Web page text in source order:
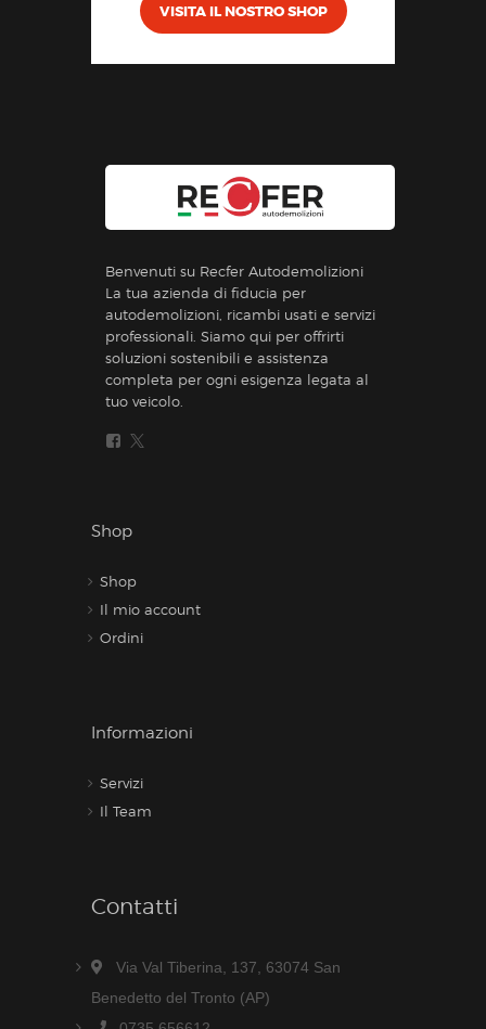
VISITA IL NOSTRO SHOP
Benvenuti su Recfer Autodemolizioni
La tua azienda di fiducia per
autodemolizioni, ricambi usati e servizi
professionali. Siamo qui per offrirti
soluzioni sostenibili e assistenza
completa per ogni esigenza legata al
tuo veicolo.
Shop
Shop
Il mio account
Ordini
Informazioni
Servizi
Il Team
Contatti
Via Val Tiberina, 137, 63074 San
Benedetto del Tronto (AP)